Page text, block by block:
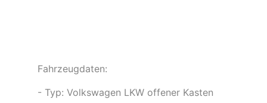
Fahrzeugdaten:
- Typ: Volkswagen LKW offener Kasten